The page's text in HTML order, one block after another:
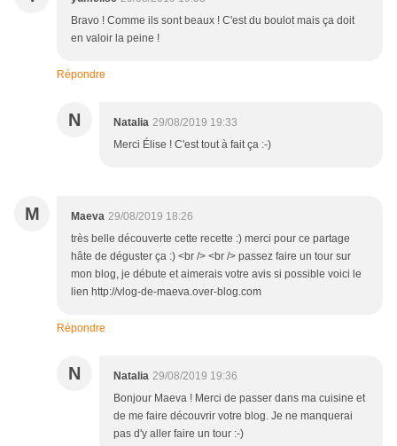
Bravo ! Comme ils sont beaux ! C'est du boulot mais ça doit
en valoir la peine !
Répondre
N Natalia 29/08/2019 19:33
Merci Élise ! C'est tout à fait ça :-)
M Maeva 29/08/2019 18:26
très belle découverte cette recette :) merci pour ce partage
hâte de déguster ça :) <br /> <br /> passez faire un tour sur
mon blog, je débute et aimerais votre avis si possible voici le
lien http://vlog-de-maeva.over-blog.com
Répondre
N Natalia 29/08/2019 19:36
Bonjour Maeva ! Merci de passer dans ma cuisine et
de me faire découvrir votre blog. Je ne manquerai
pas d'y aller faire un tour :-)